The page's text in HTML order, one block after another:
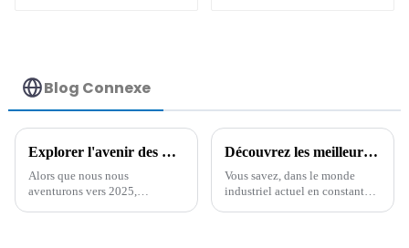
Blog Connexe
Explorer l'avenir des meilleurs composés ESD dans les technologies antistatiques à faible humidité et leurs alternatives pour 2025
Alors que nous nous
aventurons vers 2025,
Découvrez les meilleurs additifs antistatiques de la principale usine d'exportation de Chine
Vous savez, dans le monde
industriel actuel en constante